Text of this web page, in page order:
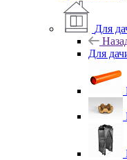
Для
Для